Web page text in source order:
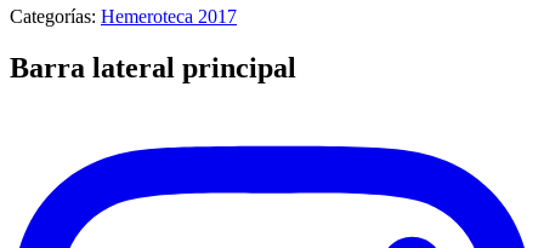
Categorías: Hemeroteca 2017
Barra lateral principal